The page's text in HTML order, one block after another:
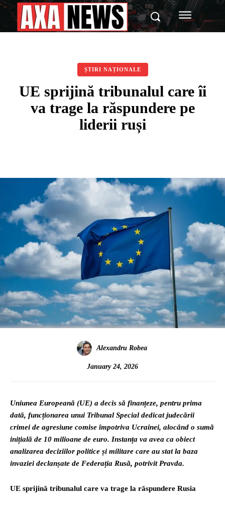
ȘTIRI NAȚIONALE
UE sprijină tribunalul care îi
va trage la răspundere pe
liderii ruși
Alexandru Robea
January 24, 2026
Uniunea Europeană (UE) a decis să finanțeze, pentru prima
dată, funcționarea unui Tribunal Special dedicat judecării
crimei de agresiune comise împotriva Ucrainei, alocând o sumă
inițială de 10 milioane de euro. Instanța va avea ca obiect
analizarea deciziilor politice și militare care au stat la baza
invaziei declanșate de Federația Rusă, potrivit Pravda.
UE sprijină tribunalul care va trage la răspundere Rusia